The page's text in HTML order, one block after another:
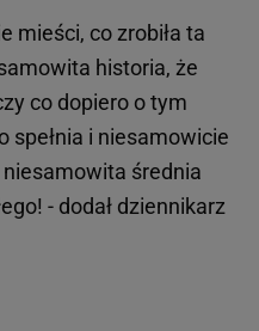
mieści, co zrobiła ta
historia, że
co dopiero o tym
spełnia i niesamowicie
średnia
- dodał dziennikarz